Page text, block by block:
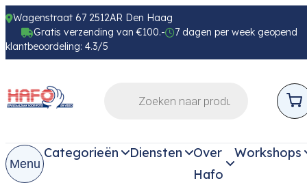
Wagenstraat 67 2512AR Den Haag
Gratis verzending van €100.-
7 dagen per week geopend
klantbeoordeling: 4.3/5
Menu
Categorieën Diensten
Over
Hafo
Workshops